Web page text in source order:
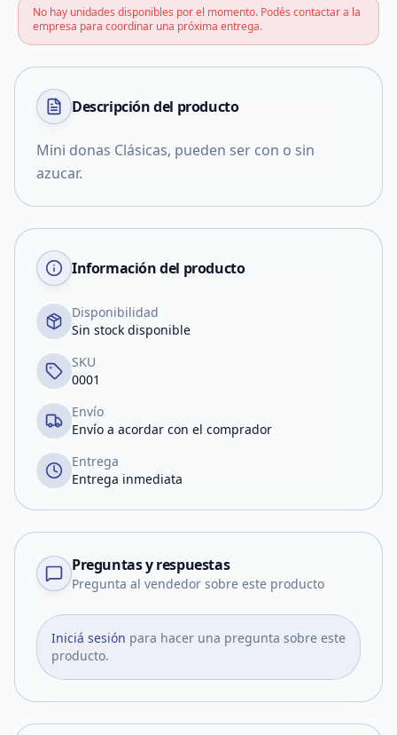
No hay unidades disponibles por el momento. Podés contactar a la
empresa para coordinar una próxima entrega.
Descripción del producto
Mini donas Clásicas, pueden ser con o sin
azucar.
Información del producto
Disponibilidad
Sin stock disponible
SKU
0001
Envío
Envío a acordar con el comprador
Entrega
Entrega inmediata
Preguntas y respuestas
Pregunta al vendedor sobre este producto
Iniciá sesión para hacer una pregunta sobre este
producto.